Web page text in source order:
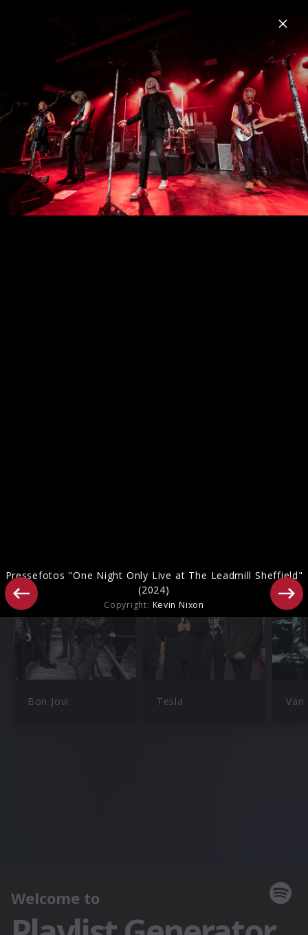
Menu
Home News Musik Videos Fotos
Pressefotos "One Night Only Live at The
Leadmill Sheffield" (2024)
Bon Jovi Tesla Van
Pressefotos "One Night Only Live at The Leadmill Sheffield"
(2024)
Copyright: Kevin Nixon